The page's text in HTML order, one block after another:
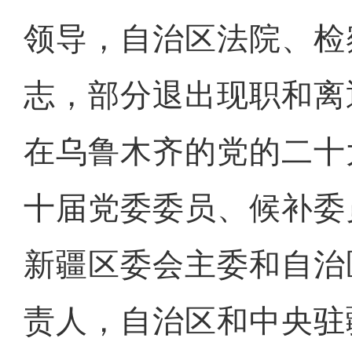
领导，自治区法院、
志，部分退出现职和
在乌鲁木齐的党的二
十届党委委员、候补
新疆区委会主委和自
责人，自治区和中央